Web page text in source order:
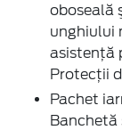
oboseală
unghiului
asistenţă
Protecţii
Pachet
Banchetă